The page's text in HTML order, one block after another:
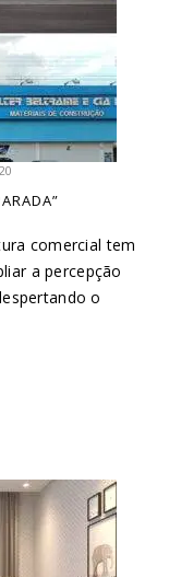
comercial tem
a percepção
o